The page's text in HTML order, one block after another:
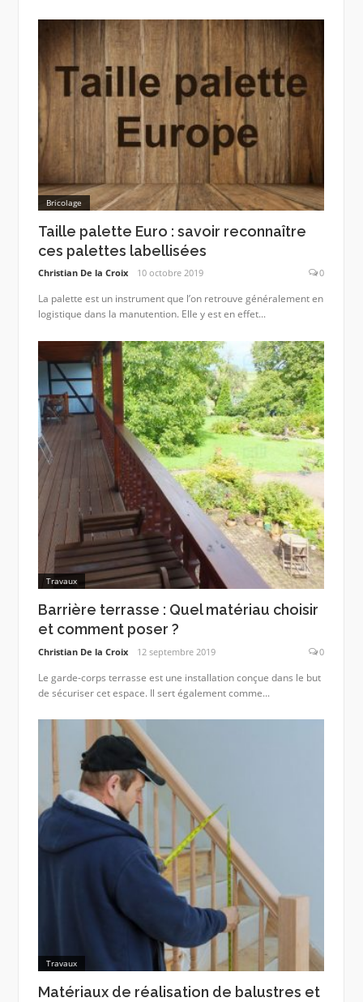
Bricolage
Taille palette Euro : savoir reconnaître
ces palettes labellisées
Christian De la Croix 10 octobre 2019 0
La palette est un instrument que l’on retrouve généralement en
logistique dans la manutention. Elle y est en effet...
Travaux
Barrière terrasse : Quel matériau choisir
et comment poser ?
Christian De la Croix 12 septembre 2019 0
Le garde-corps terrasse est une installation conçue dans le but
de sécuriser cet espace. Il sert également comme...
Travaux
Matériaux de réalisation de balustres et